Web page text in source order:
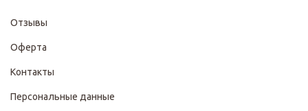
Отзывы
Оферта
Контакты
Персональные данные